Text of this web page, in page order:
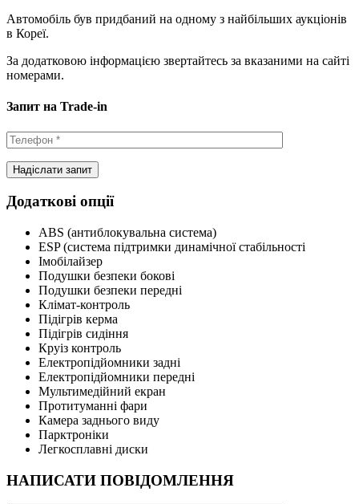
Автомобіль був придбаний на одному з найбільших аукціонів
в Кореї.
За додатковою інформацією звертайтесь за вказаними на сайті
номерами.
Запит на Trade-in
Додаткові опції
ABS (антиблокувальна система)
ESP (система підтримки динамічної стабільності
Імобілайзер
Подушки безпеки бокові
Подушки безпеки передні
Клімат-контроль
Підігрів керма
Підігрів сидіння
Круіз контроль
Електропідйомники задні
Електропідйомники передні
Мультимедійний екран
Протитуманні фари
Камера заднього виду
Парктроніки
Легкосплавні диски
НАПИСАТИ ПОВІДОМЛЕННЯ